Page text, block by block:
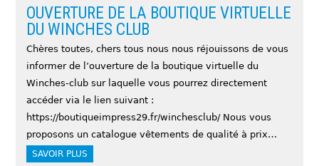
OUVERTURE DE LA BOUTIQUE VIRTUELLE
DU WINCHES CLUB
Chères toutes, chers tous nous nous réjouissons de vous
informer de l’ouverture de la boutique virtuelle du
Winches-club sur laquelle vous pourrez directement
accéder via le lien suivant :
https://boutiqueimpress29.fr/winchesclub/ Nous vous
proposons un catalogue vêtements de qualité à prix…
SAVOIR PLUS